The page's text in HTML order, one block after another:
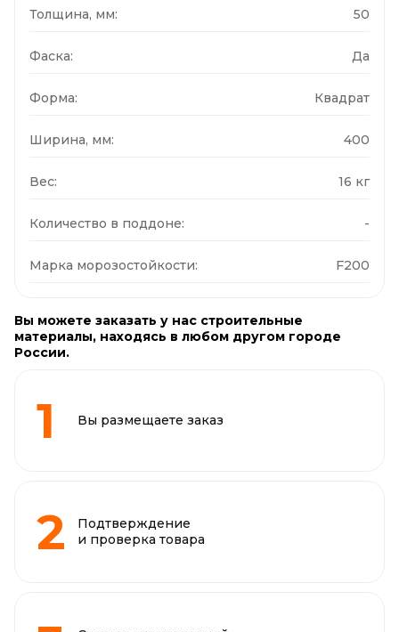
Толщина, мм: 50
Фаска: Да
Форма: Квадрат
Ширина, мм: 400
Вес: 16 кг
Количество в поддоне: -
Марка морозостойкости: F200
Вы можете заказать у нас строительные
материалы, находясь в любом другом городе
России.
Вы размещаете заказ
Подтверждение
и проверка товара